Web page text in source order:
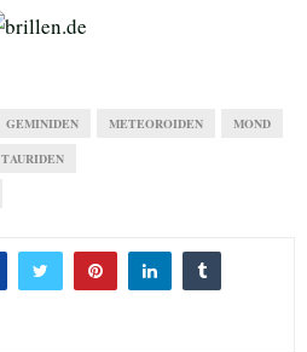
GEMINIDEN METEOROIDEN MOND
TAURIDEN